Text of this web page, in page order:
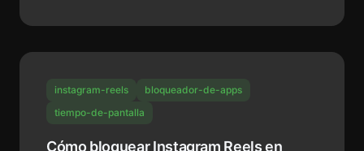
instagram-reels
bloqueador-de-apps
tiempo-de-pantalla
Cómo bloquear Instagram Reels en